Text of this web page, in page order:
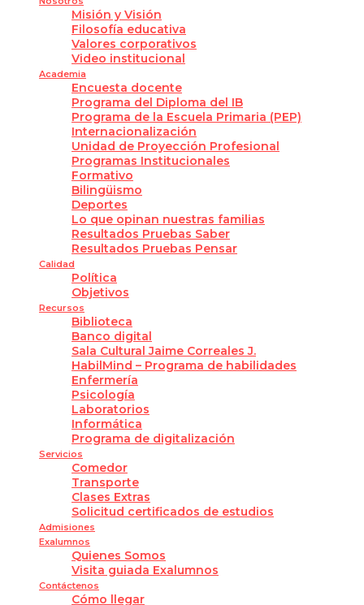
Misión y Visión
Filosofía educativa
Valores corporativos
Video institucional
Academia
Encuesta docente
Programa del Diploma del IB
Programa de la Escuela Primaria (PEP)
Internacionalización
Unidad de Proyección Profesional
Programas Institucionales
Formativo
Bilingüismo
Deportes
Lo que opinan nuestras familias
Resultados Pruebas Saber
Resultados Pruebas Pensar
Calidad
Política
Objetivos
Recursos
Biblioteca
Banco digital
Sala Cultural Jaime Correales J.
HabilMind – Programa de habilidades
Enfermería
Psicología
Laboratorios
Informática
Programa de digitalización
Servicios
Comedor
Transporte
Clases Extras
Solicitud certificados de estudios
Admisiones
Exalumnos
Quienes Somos
Visita guiada Exalumnos
Contáctenos
Cómo llegar